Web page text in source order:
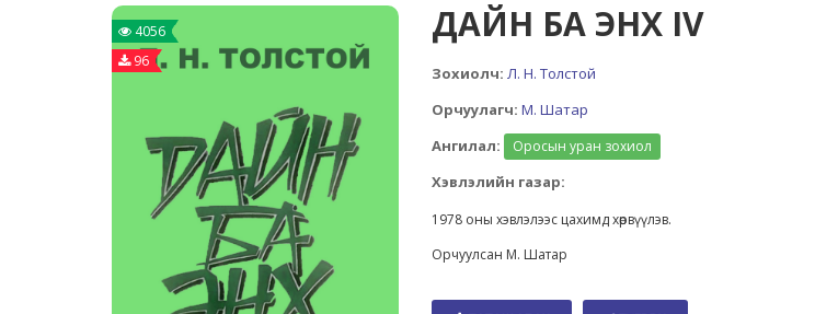
4056
96
ДАЙН БА ЭНХ IV
Зохиолч: Л. Н. Толстой
Орчуулагч: М. Шатар
Ангилал:
Оросын уран зохиол
Хэвлэлийн газар:
1978 оны хэвлэлээс цахимд хөрвүүлэв.
Орчуулсан М. Шатар